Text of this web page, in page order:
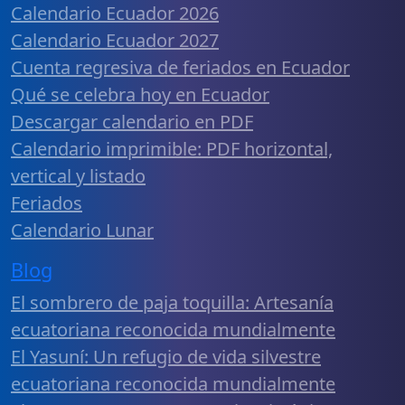
Calendario Ecuador 2026
Calendario Ecuador 2027
Cuenta regresiva de feriados en Ecuador
Qué se celebra hoy en Ecuador
Descargar calendario en PDF
Calendario imprimible: PDF horizontal,
vertical y listado
Feriados
Calendario Lunar
Blog
El sombrero de paja toquilla: Artesanía
ecuatoriana reconocida mundialmente
El Yasuní: Un refugio de vida silvestre
ecuatoriana reconocida mundialmente